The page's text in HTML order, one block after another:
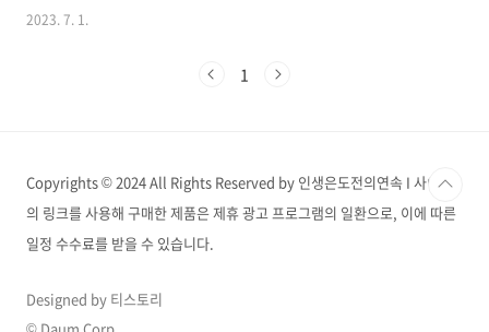
겠습니다. 지출이 작지 않은데 조금이라도 보템이 되면 좋겠죠? 지금부
다. 에너지 효율 1등급 가전제품 환급 대상 고효율 가전제품 구매비용 지
지원사업으로 변경되었습니다..
2023. 7. 1.
1
Copyrights © 2024 All Rights Reserved by 인생은도전의연속 I 사이트
의 링크를 사용해 구매한 제품은 제휴 광고 프로그램의 일환으로, 이에 따른
일정 수수료를 받을 수 있습니다.
Designed by 티스토리